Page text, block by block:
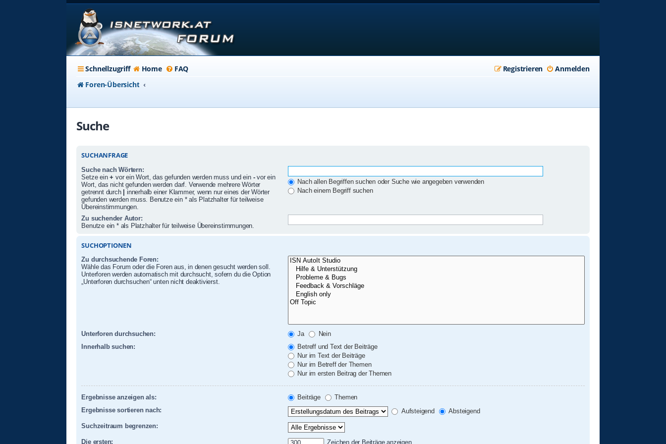
Schnellzugriff Home FAQ Anmelden
Registrieren
Foren-Übersicht
Suche
SUCHANFRAGE
Suche nach Wörtern:
Setze ein+ vor ein Wort, das gefunden werden muss und ein -vor ein
Wort, das nicht gefunden werden darf. Verwende mehrere Wörter
getrennt durch | innerhalb einer Klammer, wenn nur eines der Wörter
gefunden werden muss. Benutze ein * als Platzhalter für teilweise
Übereinstimmungen.
Nach allen Begriffen suchen oder Suche wie angegeben verwenden
Nach einem Begriff suchen
Zu suchender Autor:
Benutze ein * als Platzhalter für teilweise Übereinstimmungen.
SUCHOPTIONEN
Zu durchsuchende Foren:
Wähle das Forum oder die Foren aus, in denen gesucht werden soll.
Unterforen werden automatisch mit durchsucht, sofern du die Option
„Unterforen durchsuchen“ unten nicht deaktivierst.
Unterforen durchsuchen: Ja
Nein
Innerhalb suchen:
Betreff und Text der Beiträge
Nur im Text der Beiträge
Nur im Betreff der Themen
Nur im ersten Beitrag der Themen
Ergebnisse anzeigen als: Beiträge
Themen
Ergebnisse sortieren nach:
Aufsteigend Absteigend
Suchzeitraum begrenzen:
Die ersten: Zeichen der Beiträge anzeigen